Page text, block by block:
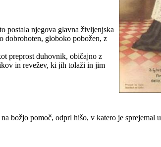
postala njegova glavna življenjska
dobrohoten, globoko pobožen, z
preprost duhovnik, običajno z
in revežev, ki jih tolaži in jim
božjo pomoč, odprl hišo, v katero je sprejemal